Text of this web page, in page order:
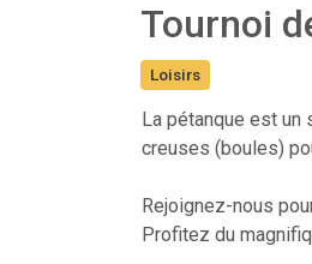
Tournoi
Loisirs
La pétanque est un
creuses (boules)
Rejoignez-nous
Profitez du